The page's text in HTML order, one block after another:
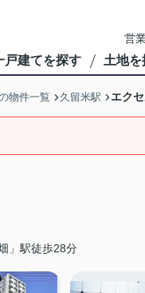
営
戸建てを探す 土地を
物件一覧 久留米駅 エク
」駅徒歩28分